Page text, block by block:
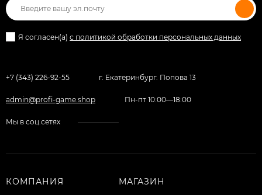
Я согласен(a) с политикой обработки персональных данных
+7 (343) 226-92-55 г. Екатеринбург. Попова 13
admin@profi-game.shop Пн-пт 10:00—18:00
Мы в соц.сетях
КОМПАНИЯ МАГАЗИН